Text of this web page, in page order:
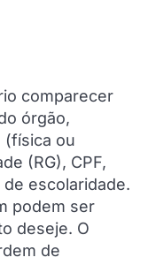
comparecer
órgão,
(física ou
(RG), CPF,
escolaridade.
podem ser
deseje. O
de